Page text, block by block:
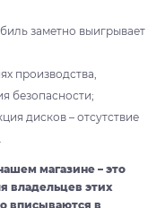
заметно выигрывает
производства,
безопасности;
дисков – отсутствие
магазине – это
владельцев этих
вписываются в